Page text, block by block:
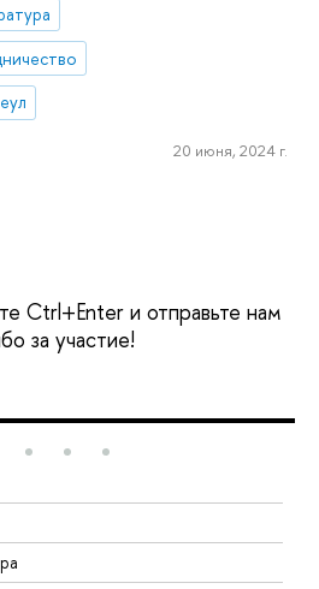
20 июня, 2024 г.
Ctrl+Enter и отправьте нам
за участие!